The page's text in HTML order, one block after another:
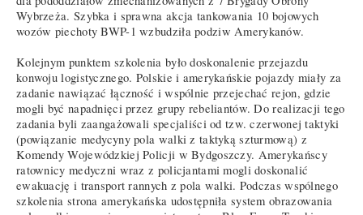
Wybrzeża. Szybka i sprawna akcja tankowania 10 bojowych
wozów piechoty BWP-1 wzbudziła podziw Amerykanów.
Kolejnym punktem szkolenia było doskonalenie przejazdu
konwoju logistycznego. Polskie i amerykańskie pojazdy miały za
zadanie nawiązać łączność i wspólnie przejechać rejon, gdzie
mogli być napadnięci przez grupy rebeliantów. Do realizacji tego
zadania byli zaangażowali specjaliści od tzw. czerwonej taktyki
(powiązanie medycyny pola walki z taktyką szturmową) z
Komendy Wojewódzkiej Policji w Bydgoszczy. Amerykańscy
ratownicy medyczni wraz z policjantami mogli doskonalić
ewakuację i transport rannych z pola walki. Podczas wspólnego
szkolenia strona amerykańska udostępniła system obrazowania